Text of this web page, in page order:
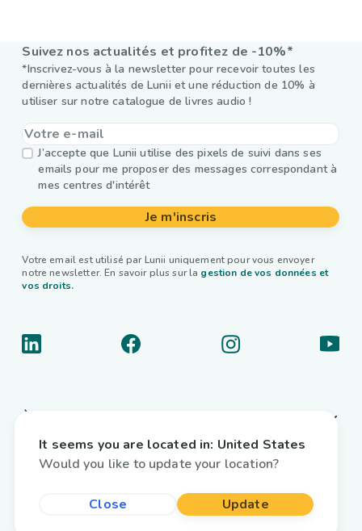
Suivez nos actualités et profitez de -10%*
*Inscrivez-vous à la newsletter pour recevoir toutes les
dernières actualités de Lunii et une réduction de 10% à
utiliser sur notre catalogue de livres audio !
J’accepte que Lunii utilise des pixels de suivi dans ses
emails pour me proposer des messages correspondant à
mes centres d'intérêt
Je m'inscris
Votre email est utilisé par Lunii uniquement pour vous envoyer
notre newsletter. En savoir plus sur la gestion de vos données et
vos droits.
Liens utiles
It seems you are located in: United States
Would you like to update your location?
Close Update